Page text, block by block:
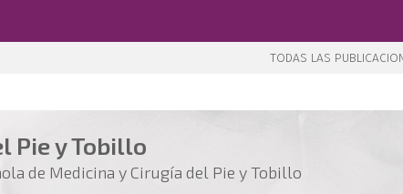
TODAS LAS
Pie y Tobillo
de Medicina y Cirugía del Pie y Tobillo